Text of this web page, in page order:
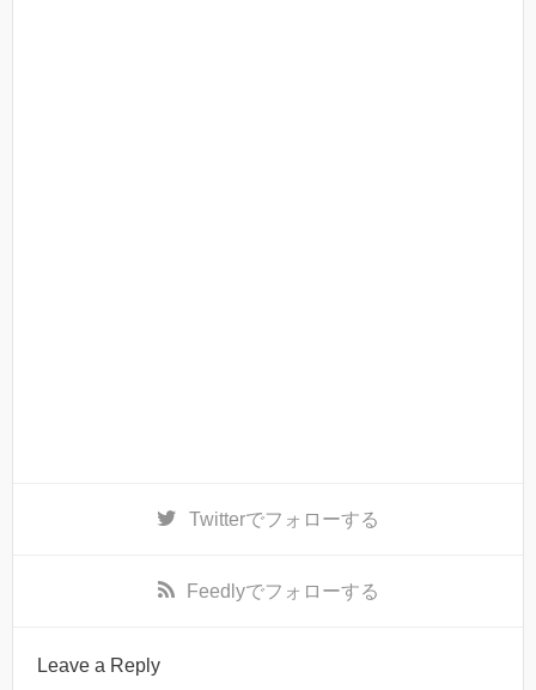
Twitterでフォローする
Feedlyでフォローする
Leave a Reply